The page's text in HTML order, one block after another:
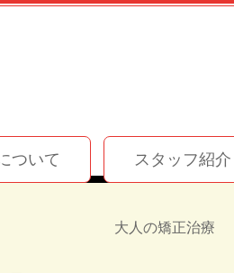
ク
ついて
大人の矯正治療
スタッフ紹介
日本一高いところにあ